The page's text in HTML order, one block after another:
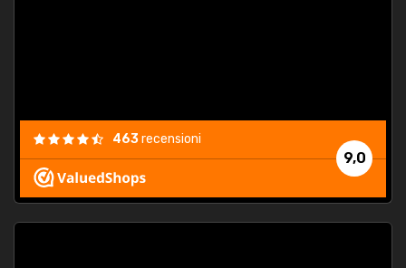
9,0
463recensioni